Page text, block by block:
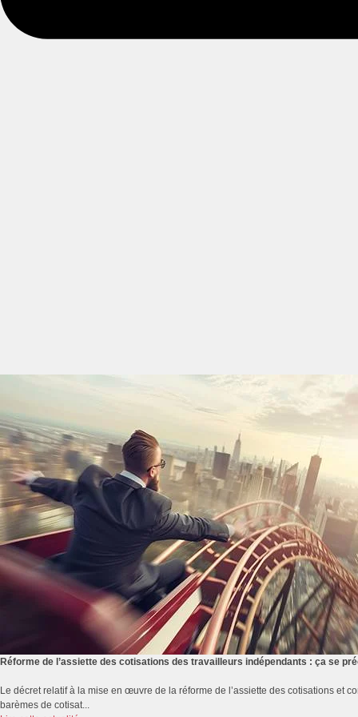
Réforme de l’assiette des cotisations des travailleurs indépendants : ça se
Le décret relatif à la mise en œuvre de la réforme de l’assiette des cotisations et
barèmes de cotisat...